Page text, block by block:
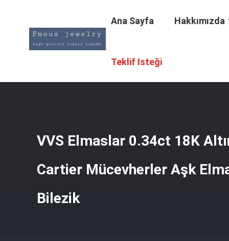
Ana Sayfa Hakkımızda
Teklif Isteği
VVS Elmaslar 0.34ct 18K
Cartier Mücevherler Aşk
Bilezik